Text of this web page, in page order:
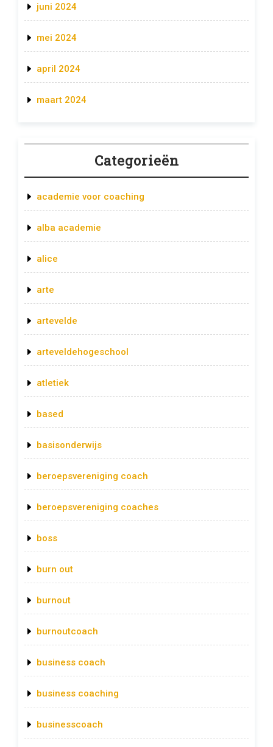
juni 2024
mei 2024
april 2024
maart 2024
Categorieën
academie voor coaching
alba academie
alice
arte
artevelde
arteveldehogeschool
atletiek
based
basisonderwijs
beroepsvereniging coach
beroepsvereniging coaches
boss
burn out
burnout
burnoutcoach
business coach
business coaching
businesscoach